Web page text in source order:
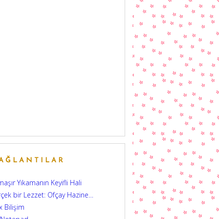
Yıkamanın Keyifli Hali
bir Lezzet: Ofçay Hazine…
Bilişim